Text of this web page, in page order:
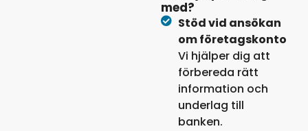
med?
Stöd vid ansökan
om företagskonto
Vi hjälper dig att
förbereda rätt
information och
underlag till
banken.